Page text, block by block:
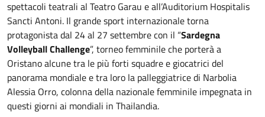
spettacoli teatrali al Teatro Garau e all’Auditorium Hospitalis
Sancti Antoni. Il grande sport internazionale torna
protagonista dal 24 al 27 settembre con il “Sardegna
Volleyball Challenge”, torneo femminile che porterà a
Oristano alcune tra le più forti squadre e giocatrici del
panorama mondiale e tra loro la palleggiatrice di Narbolia
Alessia Orro, colonna della nazionale femminile impegnata in
questi giorni ai mondiali in Thailandia.